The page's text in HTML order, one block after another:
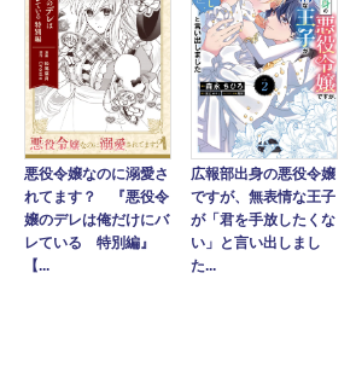
悪役令嬢なのに溺愛さ
れてます？ 『悪役令
嬢のデレは俺だけにバ
レている 特別編』
【...
広報部出身の悪役令嬢
ですが、無表情な王子
が「君を手放したくな
い」と言い出しまし
た...